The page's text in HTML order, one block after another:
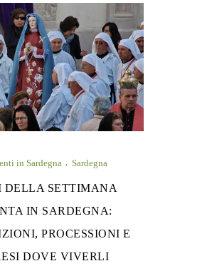
in Sardegna Sardegna
DELLA SETTIMANA
IN SARDEGNA:
PROCESSIONI E
DOVE VIVERLI